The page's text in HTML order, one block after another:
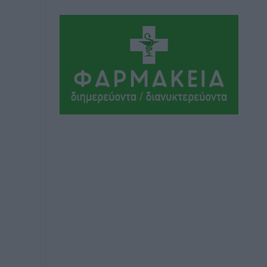
προόδου η ίδρυση Ακαδημίας
πριν 4 ώρες
Ιππότες: Με το βλέμμα στραμμένο στο
μέλλον
Αθλητικά• πριν 4 ώρες